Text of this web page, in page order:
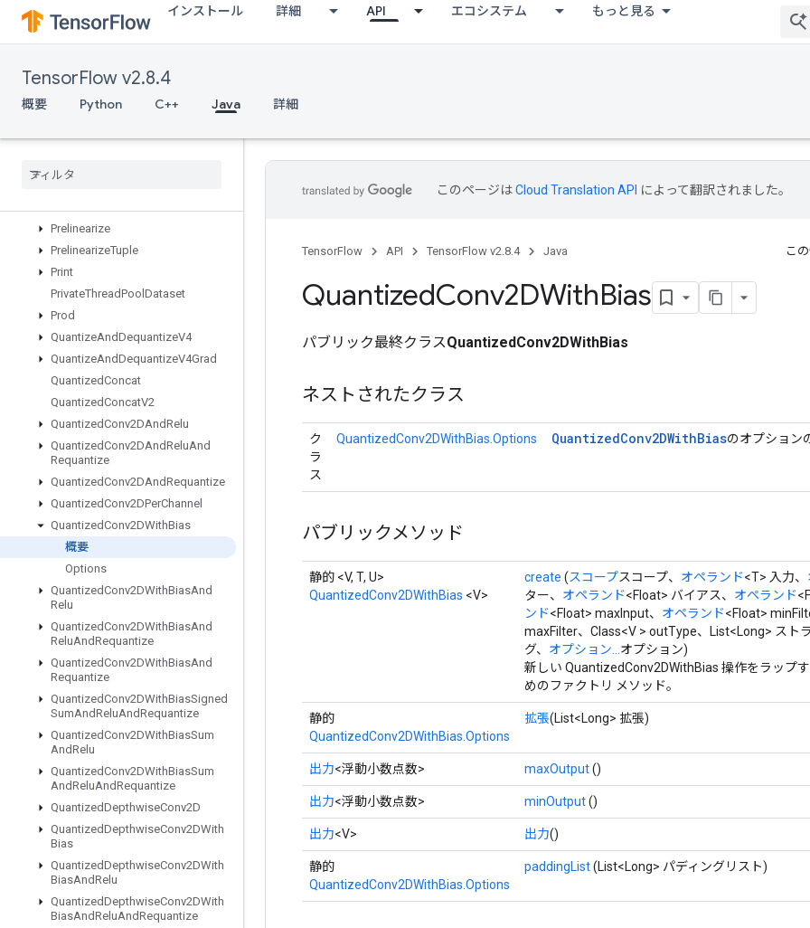
インストール 詳細 API エコシステム もっと見る
TensorFlow v2.8.4
概要 Python C++ Java 詳細
OutfeedEnqueueTuple
Pad
ParallelConcat
ParallelDynamicStitch
ParseExampleV2
Prelinearize
PrelinearizeTuple
Print
PrivateThreadPool Dataset
Prod
QuantizeAndDequantizeV4
QuantizeAndDequantizeV4Grad
QuantizedConcat
QuantizedConcatV2
QuantizedConv2DAndRelu
QuantizedConv2DAndReluAnd
Requantize
QuantizedConv2DAndRequantize
QuantizedConv2DPerChannel
QuantizedConv2DWithBias
概要
Options
QuantizedConv2DWithBiasAnd
Relu
QuantizedConv2DWithBiasAnd
ReluAndRequantize
QuantizedConv2DWithBiasAnd
Requantize
QuantizedConv2DWithBiasSigned
SumAndReluAndRequantize
QuantizedConv2DWithBiasSum
AndRelu
QuantizedConv2DWithBiasSum
AndReluAndRequantize
QuantizedDepthwiseConv2D
QuantizedDepthwiseConv2DWith
Bias
QuantizedDepthwiseConv2DWith
BiasAndRelu
QuantizedDepthwiseConv2DWith
BiasAndReluAndRequantize
このページはCloud Translation API によって翻訳されました。
TensorFlow API TensorFlow v2.8.4 Java こ
QuantizedConv2DWithBias
パブリック最終クラスQuantizedConv2DWithBias
ネストされたクラス
ク
ラ
ス
QuantizedConv2DWithBias.Options QuantizedConv2DWithBiasのオプション
パブリックメソッド
静的 <V, T, U>
QuantizedConv2DWithBias <V>
create (スコープスコープ、 オペランド<T> 入力、
ター、 オペランド<Float> バイアス、 オペランド
ンド<Float> maxInput、 オペランド<Float>
maxFilter、Class<V > outType、List<Long> スト
グ、 オプション... オプション)
新しい QuantizedConv2DWithBias 操作をラップ
めのファクトリ メソッド。
静的
QuantizedConv2DWithBias.Options
拡張(List<Long> 拡張)
出力<浮動小数点数> maxOutput()
出力<浮動小数点数> minOutput()
出力<V> 出力()
静的
QuantizedConv2DWithBias.Options
paddingList(List<Long> パディングリスト)